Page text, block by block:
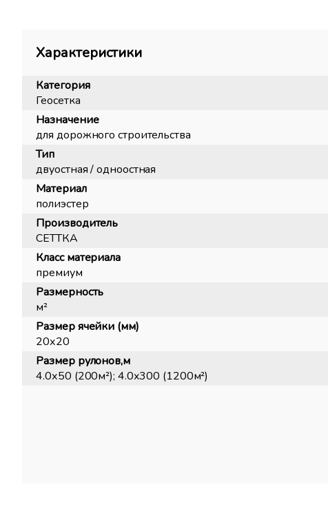
Характеристики
Категория
Геосетка
Назначение
для дорожного строительства
Тип
двуостная / одноостная
Материал
полиэстер
Производитель
СЕТТКА
Класс материала
премиум
Размерность
м²
Размер ячейки (мм)
20х20
Размер рулонов,м
4.0х50 (200м²); 4.0х300 (1200м²)